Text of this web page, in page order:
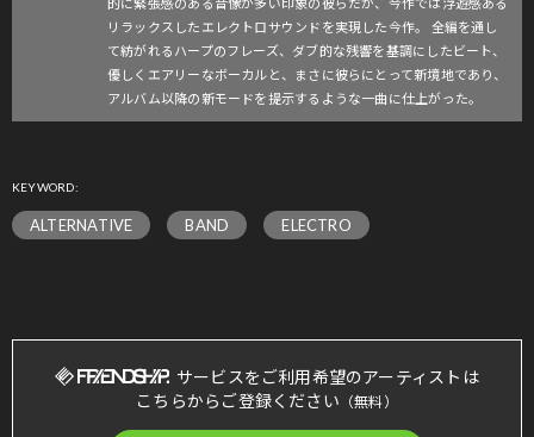
リラックスしたエレクトロサウンドを実現した今作。 全編を通し
て紡がれるハープのフレーズ、ダブ的な残響を基調にしたビート、
優しくエアリーなボーカルと、まさに彼らにとって新境地であり、
アルバム以降の新モードを提示するような一曲に仕上がった。
KEYWORD:
ALTERNATIVE BAND ELECTRO
サービスをご利用希望のアーティストは
こちらからご登録ください （無料）